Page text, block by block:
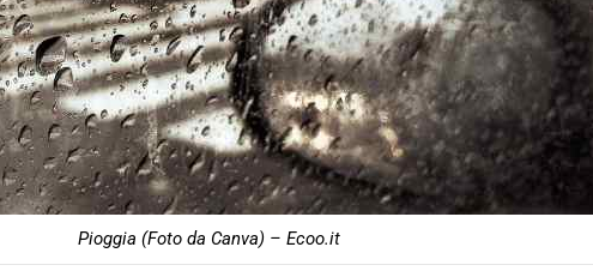
Pioggia (Foto da Canva) – Ecoo.it